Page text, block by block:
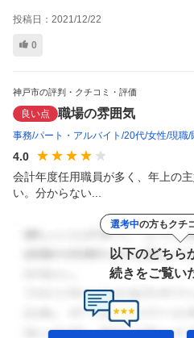
投稿日： 2021/12/22
0
神戸市の評判・クチコミ・評価
良い点 職場の雰囲気
事務 パート・アルバイト 20代 女性 現職
4.0
会計年度任用職員が多く、年上の
い。分からない...
選考中の方もクチ
以下のどちら
続きをご覧い